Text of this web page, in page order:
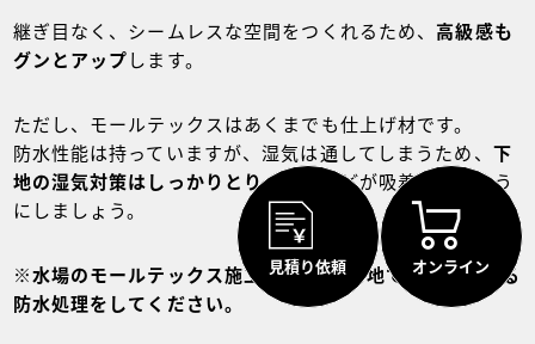
継ぎ目なく、シームレスな空間をつくれるため、 高級感も
グンとアップします。
ただし、モールテックスはあくまでも仕上げ材です。
防水性能は持っていますが、湿気は通してしまうため、 下
地の湿気対策はしっかりとり、カビなどが吸着しないよう
にしましょう。
※水場のモールテックス施工には,必ず下地で保障の取れる
防水処理をしてください。
見積り依頼 オンライン